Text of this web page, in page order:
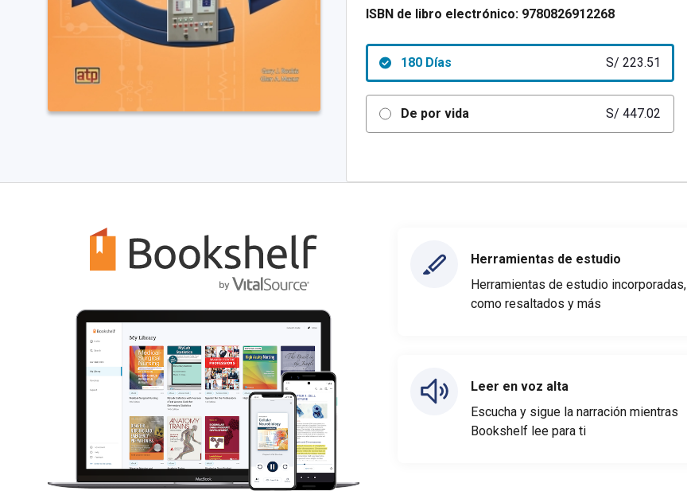
ISBN de libro electrónico: 9780826912268
180 Días S/ 223.51
De por vida S/ 447.02
Herramientas de estudio
Herramientas de estudio incorporadas,
como resaltados y más
Leer en voz alta
Escucha y sigue la narración mientras
Bookshelf lee para ti